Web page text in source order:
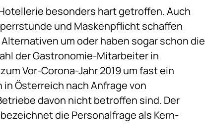
besonders hart getroffen. Auch
und Maskenpflicht schaffen
um oder haben sogar schon die
der Gastronomie-Mitarbeiter in
Vor-Corona-Jahr 2019 um fast ein
Österreich nach Anfrage von
davon nicht betroffen sind. Der
die Personalfrage als Kern-